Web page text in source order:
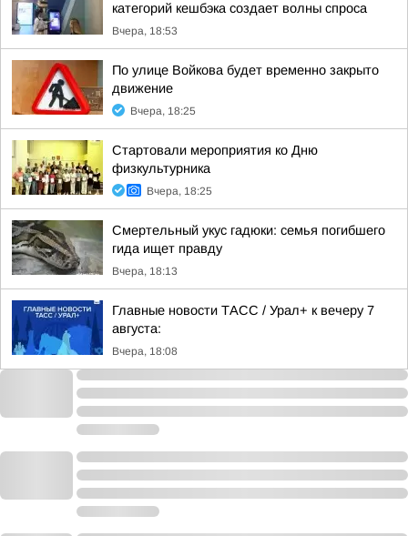
категорий кешбэка создает волны спроса
Вчера, 18:53
По улице Войкова будет временно закрыто
движение
Вчера, 18:25
Стартовали мероприятия ко Дню
физкультурника
Вчера, 18:25
Смертельный укус гадюки: семья погибшего
гида ищет правду
Вчера, 18:13
Главные новости ТАСС / Урал+ к вечеру 7
августа:
Вчера, 18:08